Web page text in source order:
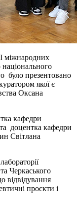
міжнародних
національного
було презентовано
якої є
Оксана
кафедри
доцентка кафедри
Світлана
Черкаського
відвідування
проєкти і